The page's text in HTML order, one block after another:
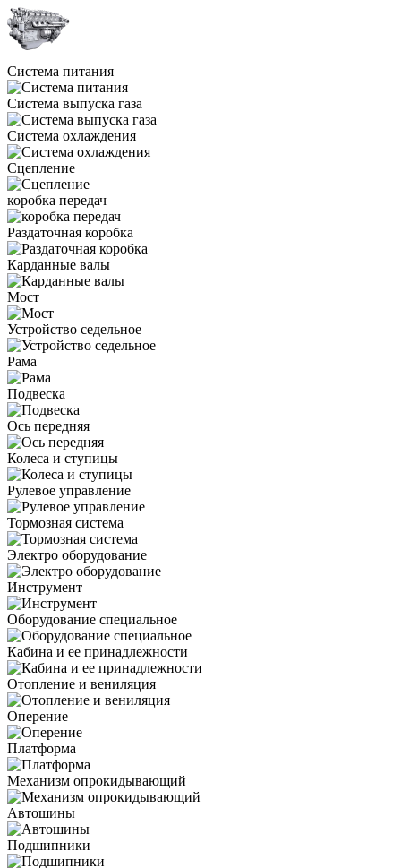
Система питания
Система выпуска газа
Система охлаждения
Сцепление
коробка передач
Раздаточная коробка
Карданные валы
Мост
Устройство седельное
Рама
Подвеска
Ось передняя
Колеса и ступицы
Рулевое управление
Тормозная система
Электро оборудование
Инструмент
Оборудование специальное
Кабина и ее принадлежности
Отопление и вениляция
Оперение
Платформа
Механизм опрокидывающий
Автошины
Подшипники